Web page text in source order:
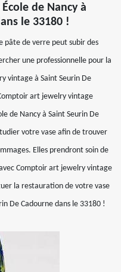
de Nancy à
le 33180 !
pâte de verre peut subir des
une professionnelle pour la
vintage à Saint Seurin De
art jewelry vintage
de Nancy à Saint Seurin De
votre vase afin de trouver
Elles prendront soin de
Comptoir art jewelry vintage
la restauration de votre vase
De Cadourne dans le 33180 !